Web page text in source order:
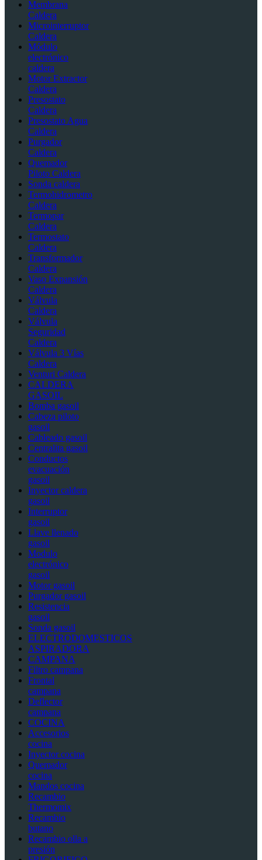
Membrana
Caldera
Microinterruptor
Caldera
Módulo
electrónico
caldera
Motor Extractor
Caldera
Presostato
Caldera
Presostato Agua
Caldera
Purgador
Caldera
Quemador
Piloto Caldera
Sonda caldera
Termohidrometro
Caldera
Termopar
Caldera
Termostato
Caldera
Transformador
Caldera
Vaso Expansión
Caldera
Válvula
Caldera
Válvula
Seguridad
Caldera
Válvula 3 Vías
Caldera
Venturi Caldera
CALDERA
GASOIL
Bomba gasoil
Cabeza piloto
gasoil
Cableado gasoil
Centralita gasoil
Conductos
evacuación
gasoil
Inyector caldera
gasoil
Interruptor
gasoil
Llave llenado
gasoil
Modulo
electrónico
gasoil
Motor gasoil
Purgador gasoil
Resistencia
gasoil
Sonda gasoil
ELECTRODOMESTICOS
ASPIRADORA
CAMPANA
Filtro campana
Frontal
campana
Deflector
campana
COCINA
Accesorios
cocina
Inyector cocina
Quemador
cocina
Mandos cocina
Recambio
Thermomix
Recambio
butano
Recambio olla a
presión